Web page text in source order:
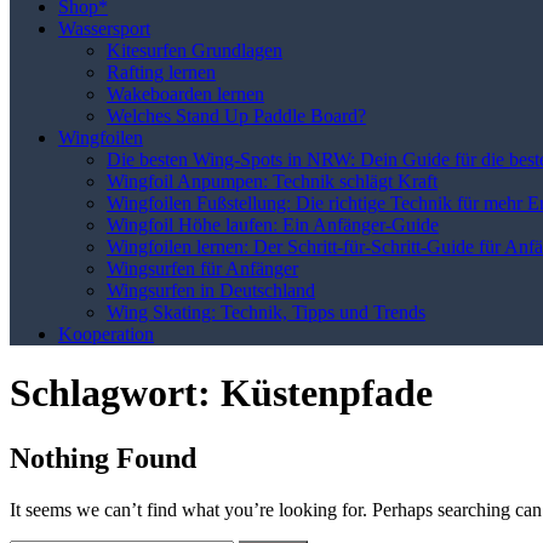
Shop*
Wassersport
Kitesurfen Grundlagen
Rafting lernen
Wakeboarden lernen
Welches Stand Up Paddle Board?
Wingfoilen
Die besten Wing-Spots in NRW: Dein Guide für die
Wingfoil Anpumpen: Technik schlägt Kraft
Wingfoilen Fußstellung: Die richtige Technik für mehr
Wingfoil Höhe laufen: Ein Anfänger-Guide
Wingfoilen lernen: Der Schritt-für-Schritt-Guide für
Wingsurfen für Anfänger
Wingsurfen in Deutschland
Wing Skating: Technik, Tipps und Trends
Kooperation
Schlagwort: Küstenpfade
Nothing Found
It seems we can’t find what you’re looking for. Perhaps searching